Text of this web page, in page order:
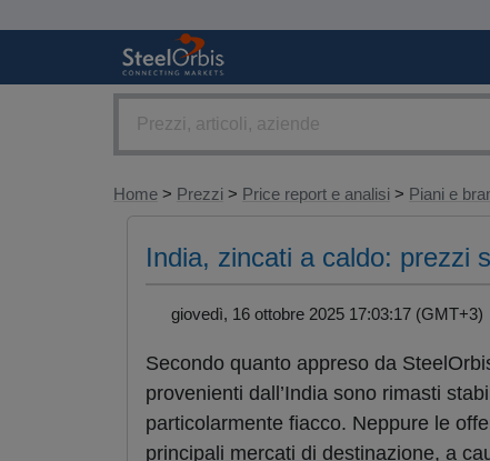
Home > Prezzi > Price report e analisi > Piani e
India, zincati a caldo: prezzi
giovedì, 16 ottobre 2025 17:03:17
Secondo quanto appreso da
provenienti dall’India sono rimasti
particolarmente fiacco. Neppure le
principali mercati di destinazione, a